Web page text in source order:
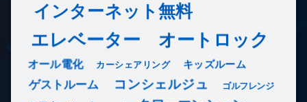
インターネット無料
エレベーター オートロック
オール電化 カーシェアリング キッズルーム
ゲストルーム コンシェルジュ ゴルフレンジ